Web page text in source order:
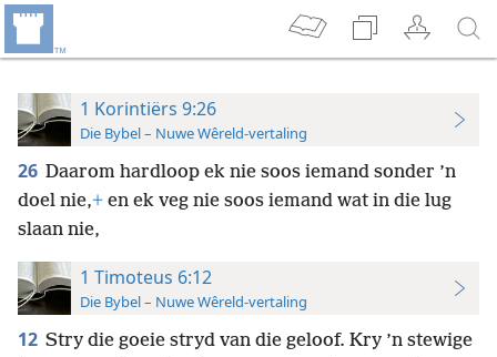
1 Korintiërs 9:26
Die Bybel – Nuwe Wêreld-vertaling
26 Daarom hardloop ek nie soos iemand sonder ’n
doel nie,+ en ek veg nie soos iemand wat in die lug
slaan nie,
1 Timoteus 6:12
Die Bybel – Nuwe Wêreld-vertaling
12 Stry die goeie stryd van die geloof. Kry ’n stewige